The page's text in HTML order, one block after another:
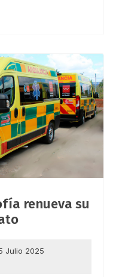
renueva su
Julio 2025